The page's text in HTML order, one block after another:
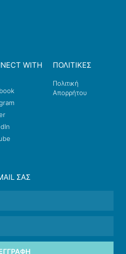
WITH ΠΟΛΙΤΙΚΕΣ
Πολιτική
Απορρήτου
ΣΑΣ